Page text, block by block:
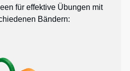
für effektive Übungen mit
Bändern: